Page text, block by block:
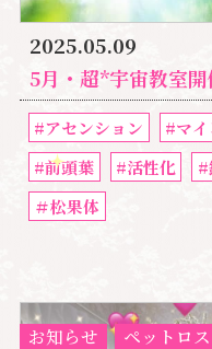
2025.05.09
5月・超*宇宙教室開催！松果体を活性化
#アセンション
#マ
#前頭葉
#活性化 #
＃松果体
お知らせ
ペットロス